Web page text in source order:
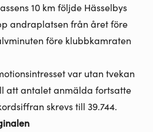
10 km följde Hässelbys
andraplatsen från året före
före klubbkamraten
var utan tvekan
att antalet anmälda fortsatte
skrevs till 39.744.